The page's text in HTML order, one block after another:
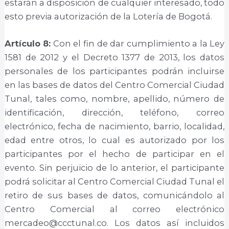
estarán a disposición de cualquier interesado, todo
esto previa autorización de la Lotería de Bogotá.
Artículo 8: Con el fin de dar cumplimiento a la Ley
1581 de 2012 y el Decreto 1377 de 2013, los datos
personales de los participantes podrán incluirse
en las bases de datos del Centro Comercial Ciudad
Tunal, tales como, nombre, apellido, número de
identificación, dirección, teléfono, correo
electrónico, fecha de nacimiento, barrio, localidad,
edad entre otros, lo cual es autorizado por los
participantes por el hecho de participar en el
evento. Sin perjuicio de lo anterior, el participante
podrá solicitar al Centro Comercial Ciudad Tunal el
retiro de sus bases de datos, comunicándolo al
Centro Comercial al correo electrónico
mercadeo@ccctunal.co. Los datos así incluidos